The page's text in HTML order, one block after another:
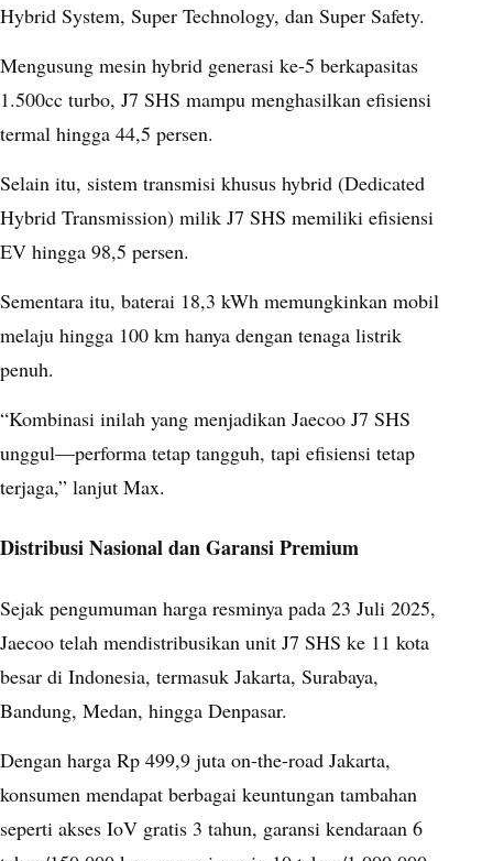
Hybrid System, Super Technology, dan Super Safety.
Mengusung mesin hybrid generasi ke-5 berkapasitas
1.500cc turbo, J7 SHS mampu menghasilkan efisiensi
termal hingga 44,5 persen.
Selain itu, sistem transmisi khusus hybrid (Dedicated
Hybrid Transmission) milik J7 SHS memiliki efisiensi
EV hingga 98,5 persen.
Sementara itu, baterai 18,3 kWh memungkinkan mobil
melaju hingga 100 km hanya dengan tenaga listrik
penuh.
“Kombinasi inilah yang menjadikan Jaecoo J7 SHS
unggul—performa tetap tangguh, tapi efisiensi tetap
terjaga,” lanjut Max.
Distribusi Nasional dan Garansi Premium
Sejak pengumuman harga resminya pada 23 Juli 2025,
Jaecoo telah mendistribusikan unit J7 SHS ke 11 kota
besar di Indonesia, termasuk Jakarta, Surabaya,
Bandung, Medan, hingga Denpasar.
Dengan harga Rp 499,9 juta on-the-road Jakarta,
konsumen mendapat berbagai keuntungan tambahan
seperti akses IoV gratis 3 tahun, garansi kendaraan 6